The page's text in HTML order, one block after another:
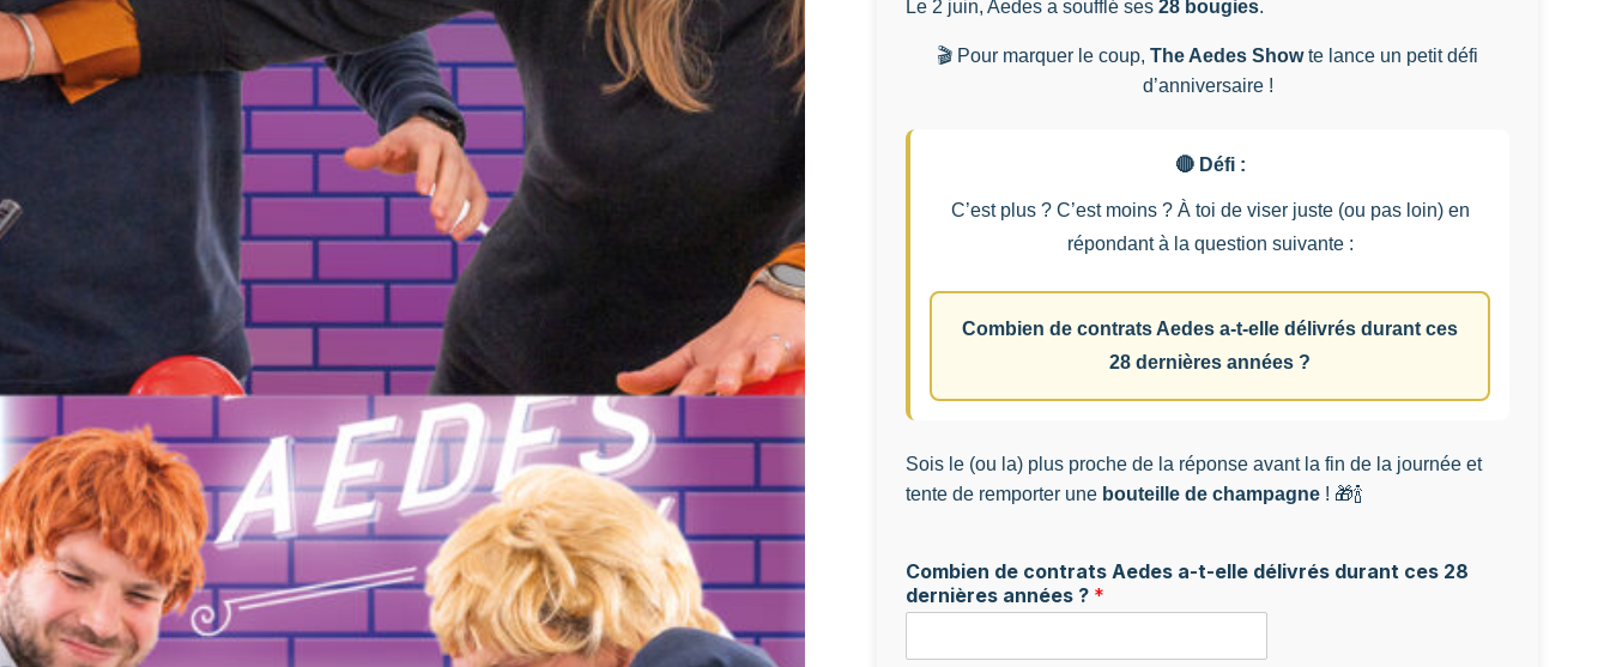
Le 2 juin, Aedes a soufflé ses 28 bougies.
🎬 Pour marquer le coup, The Aedes Showte lance un petit défi
d’anniversaire !
🔴 Défi :
C’est plus ? C’est moins ? À toi de viser juste (ou pas loin) en
répondant à la question suivante :
Combien de contrats Aedes a-t-elle délivrés durant ces
28 dernières années ?
Sois le (ou la) plus proche de la réponse avant la fin de la journée et
tente de remporter une bouteille de champagne ! 🎁🍾
Combien de contrats Aedes a-t-elle délivrés durant ces 28
dernières années ? *